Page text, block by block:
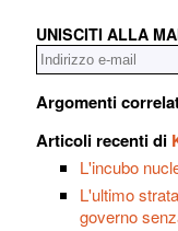
UNISCITI ALLA
Argomenti
Articoli recenti di
L'incubo
L'ultimo
governo